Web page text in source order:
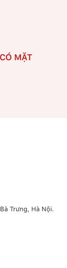
MẶT
Trưng, Hà Nội.